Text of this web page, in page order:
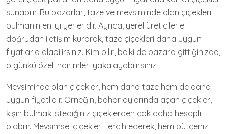
sunabilir. Bu pazarlar, taze ve mevsiminde olan çiçekleri
bulmanın en iyi yerleridir. Ayrıca, yerel üreticilerle
doğrudan iletişim kurarak, taze çiçekleri daha uygun
fiyatlarla alabilirsiniz. Kim bilir, belki de pazara gittiğinizde,
o günkü özel indirimleri yakalayabilirsiniz!
Mevsiminde olan çiçekler, hem daha taze hem de daha
uygun fiyatlıdır. Örneğin, bahar aylarında açan çiçekler,
kışın bulmak istediğiniz çiçeklerden çok daha hesaplı
olabilir. Mevsimsel çiçekleri tercih ederek, hem bütçenizi